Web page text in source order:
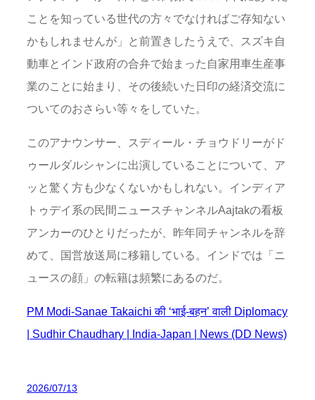
ことを知っている世代の方々でなければご存知ない
かもしれませんが」と前置きしたうえで、スズキ自
動車とインド政府の合弁で始まった自家用車生産事
業のことに始まり、その後続いた日印の経済交流に
ついてのおさらい等々をしていた。
このアナウンサー、スディール・チョウドリーがド
ゥールダルシャンに出演していることについて、ア
ッと驚く方も少なくないかもしれない。インディア
トゥデイ系の民間ニュースチャンネルAajtakの看板
アンカーのひとりだったが、昨年同チャンネルを辞
めて、国営放送局に移籍している。インドでは「ニ
ュースの顔」の転籍は頻繁にあるのだ。
PM Modi-Sanae Takaichi की ‘भाई-बहन’ वाली Diplomacy
| Sudhir Chaudhary | India-Japan | News (DD News)
2026/07/13